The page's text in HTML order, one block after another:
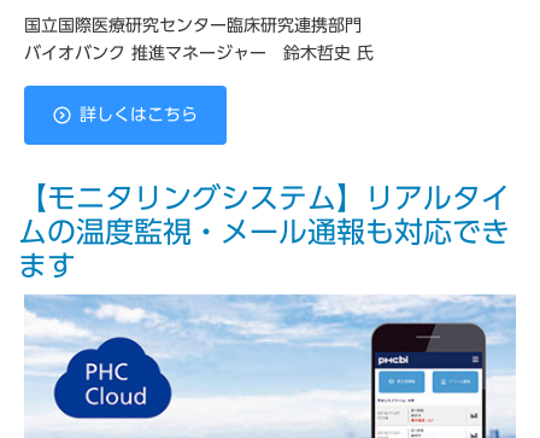
国立国際医療研究センター臨床研究連携部門
バイオバンク 推進マネージャー 鈴木哲史 氏
詳しくはこちら
【モニタリングシステム】リアルタイ
ムの温度監視・メール通報も対応でき
ます